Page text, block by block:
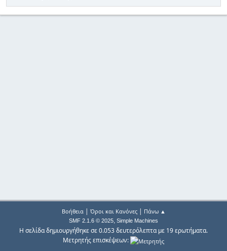
Βοήθεια| Όροι και Κανόνες| Πάνω ▲
SMF 2.1.6 © 2025, Simple Machines
Η σελίδα δημιουργήθηκε σε 0.053 δευτερόλεπτα με 19 ερωτήματα.
Μετρητής επισκέψεων: